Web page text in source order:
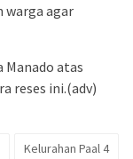
warga agar
Manado atas
reses ini.(adv)
Kelurahan Paal 4